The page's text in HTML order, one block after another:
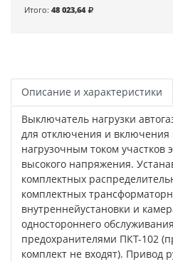
Итого: 48 023,64
Описание и характеристики
Выключатель нагрузки
для отключения и
нагрузочным током участков
высокого напряжения.
комплектных
комплектных
внутреннейустановки и
одностороннего
предохранителями ПКТ-102
комплект не входят). Привод